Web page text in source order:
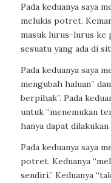
Pada keduanya saya
melukis potret.
masuk lurus-lurus ke
sesuatu yang ada di
Pada keduanya saya
mengubah haluan”
berpihak”. Pada
untuk “menemukan
hanya dapat dilakukan
Pada keduanya saya
potret. Keduanya
sendiri.” Keduanya